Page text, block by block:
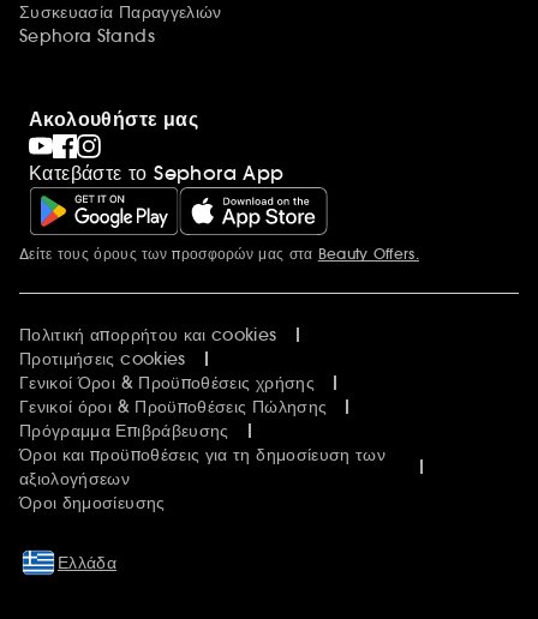
Συσκευασία Παραγγελιών
Sephora Stands
Ακολουθήστε μας
Κατεβάστε το Sephora App
Περισσότερες πληροφορίες
Δείτε τους όρους των προσφορών μας στα Beauty Offers.
Πολιτική απορρήτου και cookies
Προτιμήσεις cookies
Γενικοί Όροι & Προϋποθέσεις χρήσης
Γενικοί όροι & Προϋποθέσεις Πώλησης
Πρόγραμμα Επιβράβευσης
Όροι και προϋποθέσεις για τη δημοσίευση των
αξιολογήσεων
Όροι δημοσίευσης
Ελλάδα